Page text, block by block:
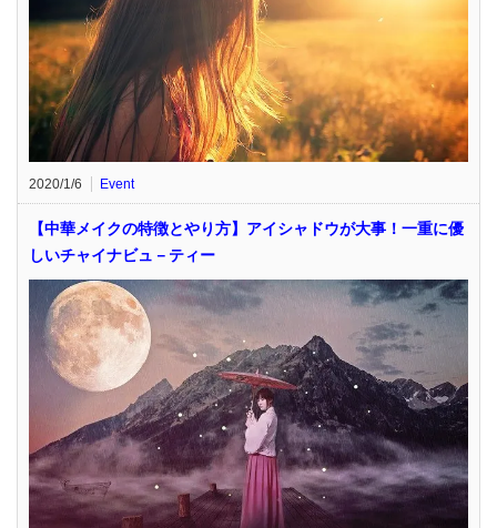
2020/1/6 Event
【中華メイクの特徴とやり方】アイシャドウが大事！一重に優
しいチャイナビュ－ティー